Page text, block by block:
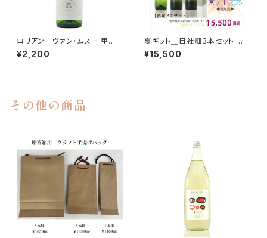
ロリアン ヴァン・ムスー 甲
州 （Vin Mousseux)
¥2,200
夏ギフト＿自社畑３本セット ＜
中川2025 × 福生里2025 × 宮
ノ上2025 ＞
¥15,500
その他の商品